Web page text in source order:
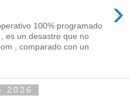
›
100% programado
es un desastre que no
, comparado con un
2026